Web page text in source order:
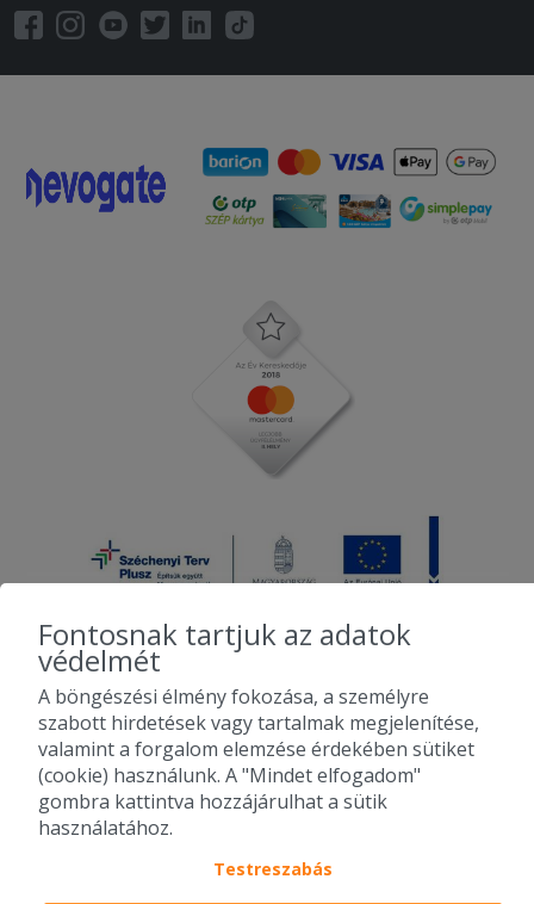
2010-2026 Copyright - Falatozz.hu - Diston-line Kft.
Pizza, gyros, hamburger, menük kedvező áron, egy helyen az összes
étterem ajánlata.
Fontosnak tartjuk az adatok
védelmét
A böngészési élmény fokozása, a személyre
szabott hirdetések vagy tartalmak megjelenítése,
valamint a forgalom elemzése érdekében sütiket
(cookie) használunk. A "Mindet elfogadom"
gombra kattintva hozzájárulhat a sütik
használatához.
Testreszabás